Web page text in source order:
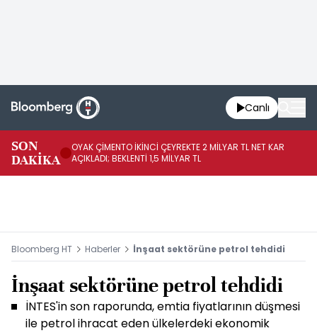
Canlı
SON
DAKİKA
OYAK ÇİMENTO İKİNCİ ÇEYREKTE 2 MİLYAR TL NET KAR
AÇIKLADI; BEKLENTİ 1,5 MİLYAR TL
Bloomberg HT Haberler İnşaat sektörüne petrol tehdidi
İnşaat sektörüne petrol tehdidi
İNTES'in son raporunda, emtia fiyatlarının düşmesi
ile petrol ihracat eden ülkelerdeki ekonomik